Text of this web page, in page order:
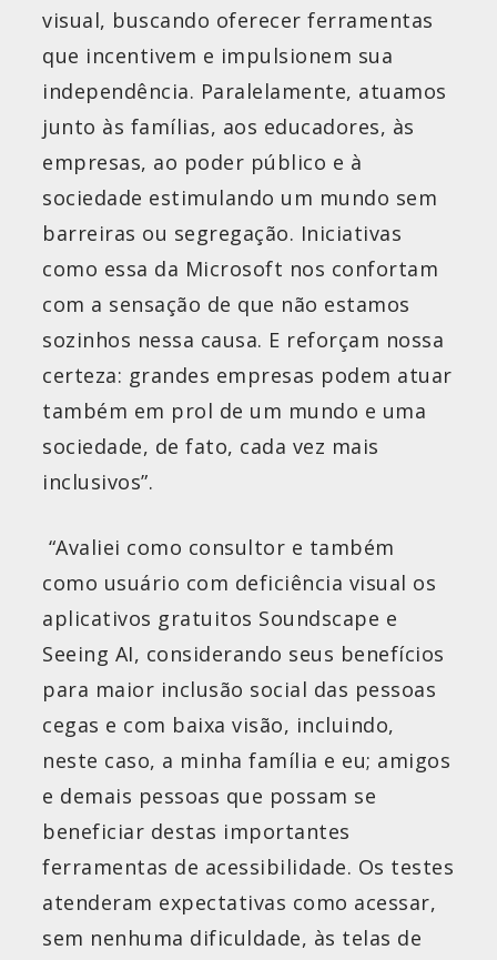
visual, buscando oferecer ferramentas
que incentivem e impulsionem sua
independência. Paralelamente, atuamos
junto às famílias, aos educadores, às
empresas, ao poder público e à
sociedade estimulando um mundo sem
barreiras ou segregação. Iniciativas
como essa da Microsoft nos confortam
com a sensação de que não estamos
sozinhos nessa causa. E reforçam nossa
certeza: grandes empresas podem atuar
também em prol de um mundo e uma
sociedade, de fato, cada vez mais
inclusivos”.
“Avaliei como consultor e também
como usuário com deficiência visual os
aplicativos gratuitos Soundscape e
Seeing AI, considerando seus benefícios
para maior inclusão social das pessoas
cegas e com baixa visão, incluindo,
neste caso, a minha família e eu; amigos
e demais pessoas que possam se
beneficiar destas importantes
ferramentas de acessibilidade. Os testes
atenderam expectativas como acessar,
sem nenhuma dificuldade, às telas de